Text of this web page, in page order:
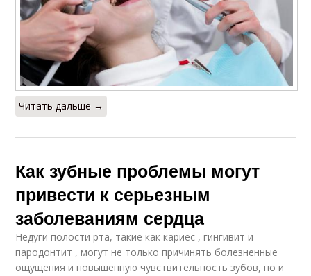
Читать дальше →
Как зубные проблемы могут
привести к серьезным
заболеваниям сердца
Недуги полости рта, такие как кариес , гингивит и
пародонтит , могут не только причинять болезненные
ощущения и повышенную чувствительность зубов, но и